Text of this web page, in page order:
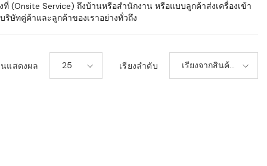
(Onsite Service) ถึงบ้านหรือสำนักงาน หรือแบบลูกค้าส่งเครื่องเข้า
ษัทคู่ค้าและลูกค้าของเราอย่างทั่วถึง
แสดงผล 25 เรียงลำดับ
เรียงจากสินค้า
ใหม่-เก่า